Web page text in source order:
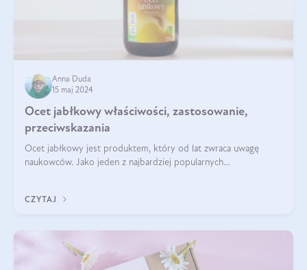
Anna Duda
15 maj 2024
Ocet jabłkowy właściwości, zastosowanie,
przeciwskazania
Ocet jabłkowy jest produktem, który od lat zwraca uwagę
naukowców. Jako jeden z najbardziej popularnych
CZYTAJ